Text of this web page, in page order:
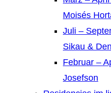
Moisés
Juli –
Sikau &
Februar –
Josefson